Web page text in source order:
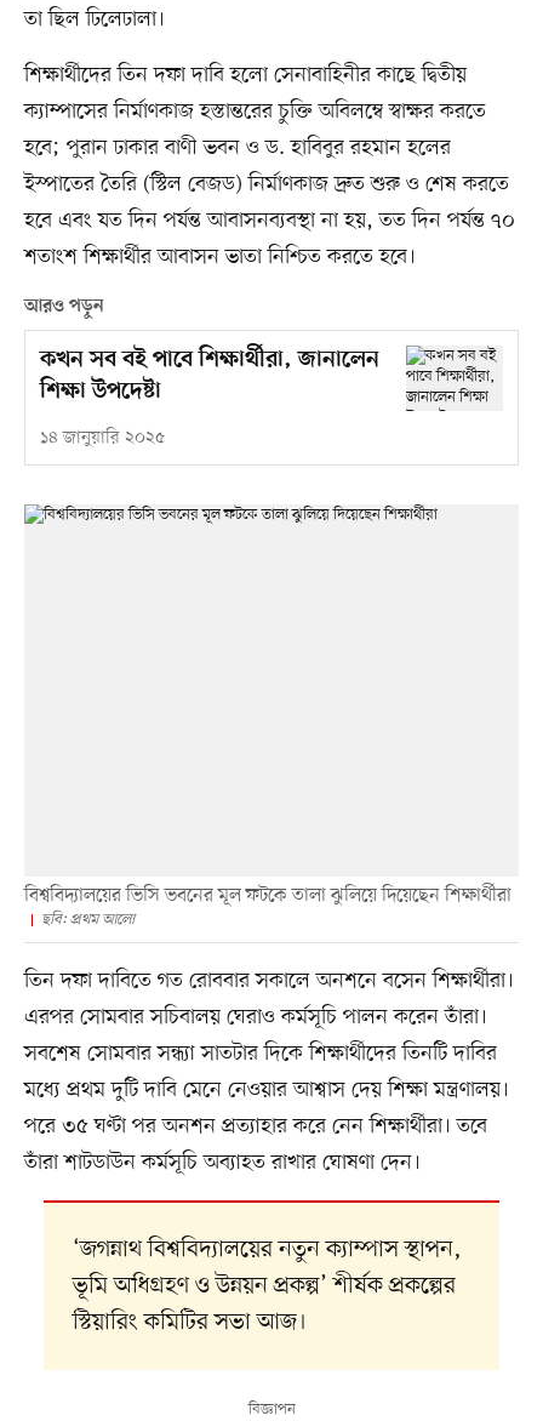
তা ছিল ঢিলেঢালা।
শিক্ষার্থীদের তিন দফা দাবি হলো সেনাবাহিনীর কাছে দ্বিতীয়
ক্যাম্পাসের নির্মাণকাজ হস্তান্তরের চুক্তি অবিলম্বে স্বাক্ষর করতে
হবে; পুরান ঢাকার বাণী ভবন ও ড. হাবিবুর রহমান হলের
ইস্পাতের তৈরি (স্টিল বেজড) নির্মাণকাজ দ্রুত শুরু ও শেষ করতে
হবে এবং যত দিন পর্যন্ত আবাসনব্যবস্থা না হয়, তত দিন পর্যন্ত ৭০
শতাংশ শিক্ষার্থীর আবাসন ভাতা নিশ্চিত করতে হবে।
আরও পড়ুন
কখন সব বই পাবে শিক্ষার্থীরা, জানালেন
শিক্ষা উপদেষ্টা
১৪ জানুয়ারি ২০২৫
বিশ্ববিদ্যালয়ের ভিসি ভবনের মূল ফটকে তালা ঝুলিয়ে দিয়েছেন শিক্ষার্থীরা
ছবি: প্রথম আলো
তিন দফা দাবিতে গত রোববার সকালে অনশনে বসেন শিক্ষার্থীরা।
এরপর সোমবার সচিবালয় ঘেরাও কর্মসূচি পালন করেন তাঁরা।
সবশেষ সোমবার সন্ধ্যা সাতটার দিকে শিক্ষার্থীদের তিনটি দাবির
মধ্যে প্রথম দুটি দাবি মেনে নেওয়ার আশ্বাস দেয় শিক্ষা মন্ত্রণালয়।
পরে ৩৫ ঘণ্টা পর অনশন প্রত্যাহার করে নেন শিক্ষার্থীরা। তবে
তাঁরা শাটডাউন কর্মসূচি অব্যাহত রাখার ঘোষণা দেন।
‘জগন্নাথ বিশ্ববিদ্যালয়ের নতুন ক্যাম্পাস স্থাপন,
ভূমি অধিগ্রহণ ও উন্নয়ন প্রকল্প’ শীর্ষক প্রকল্পের
স্টিয়ারিং কমিটির সভা আজ।